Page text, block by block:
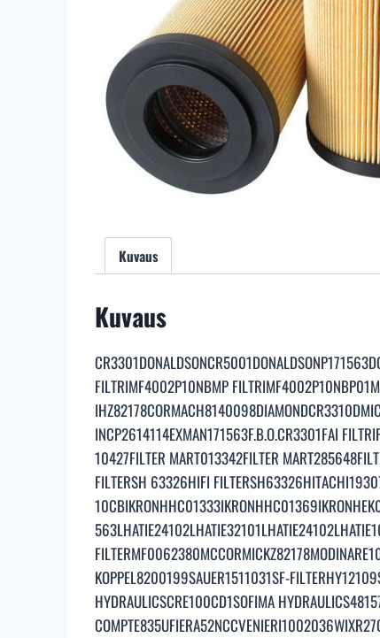
Kuvaus
Kuvaus
FILTRIMF4002P10NBMP
INCP2614114EXMAN171563F.B.O.CR3301FAI
10427FILTER MART013342FILTER
FILTERSH 63326HIFI
KOPPEL8200199SAUER1511031SF-
HYDRAULICSCRE100CD1SOFIMA